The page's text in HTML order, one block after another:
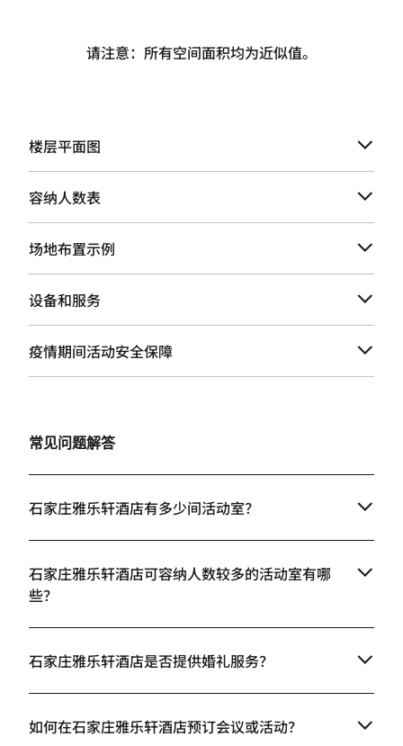
请注意：所有空间面积均为近似值。
楼层平面图
容纳人数表
场地布置示例
设备和服务
疫情期间活动安全保障
常见问题解答
石家庄雅乐轩酒店有多少间活动室？
石家庄雅乐轩酒店可容纳人数较多的活动室有哪
些？
石家庄雅乐轩酒店是否提供婚礼服务？
如何在石家庄雅乐轩酒店预订会议或活动？